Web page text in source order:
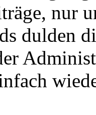
nur
dulden